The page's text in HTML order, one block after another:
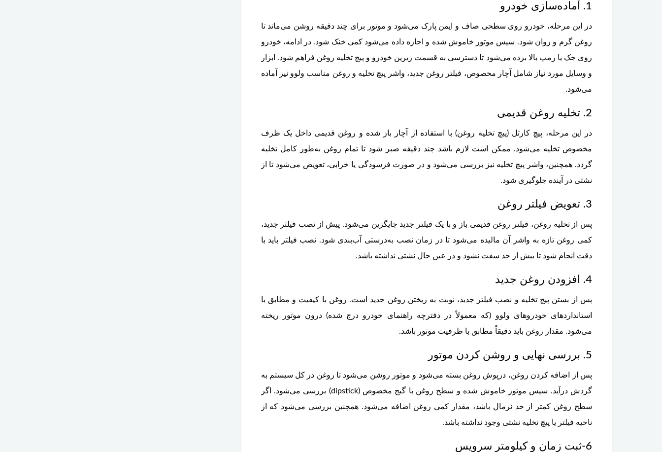
1. آماده‌سازی خودرو
در این مرحله، خودرو روی سطحی صاف و ایمن پارک می‌شود و موتور برای چند دقیقه روشن می‌ماند تا
روغن گرم و روان شود. سپس موتور خاموش شده و اجازه داده می‌شود کمی خنک شود. در ادامه، خودرو
روی جک یا رمپ بالا برده می‌شود تا دسترسی به قسمت زیرین خودرو و پیچ تخلیه روغن فراهم شود. ابزار
و وسایل مورد نیاز شامل آچار مخصوص، فیلتر روغن جدید، واشر پیچ تخلیه و روغن مناسب ولوو نیز آماده
می‌شود.
2. تخلیه روغن قدیمی
در این مرحله، پیچ کارتل (پیچ تخلیه روغن) با استفاده از آچار باز شده و روغن قدیمی داخل یک ظرف
مخصوص تخلیه می‌شود. ممکن است لازم باشد چند دقیقه صبر شود تا تمام روغن به‌طور کامل تخلیه
گردد. همچنین، واشر پیچ تخلیه نیز بررسی می‌شود و در صورت فرسودگی یا خرابی، تعویض می‌شود تا از
نشتی در آینده جلوگیری شود.
3. تعویض فیلتر روغن
پس از تخلیه روغن، فیلتر روغن قدیمی باز و با یک فیلتر جدید جایگزین می‌شود. پیش از نصب فیلتر جدید،
کمی روغن تازه به واشر آن مالیده می‌شود تا در زمان نصب به‌درستی آب‌بندی شود. نصب فیلتر باید با
دقت انجام شود تا بیش از حد سفت نشود و در عین حال نشتی نداشته باشد.
4. افزودن روغن جدید
پس از بستن پیچ تخلیه و نصب فیلتر جدید، نوبت به ریختن روغن جدید است. روغن با کیفیت و مطابق با
استانداردهای خودروهای ولوو (که معمولاً در دفترچه راهنمای خودرو درج شده) درون موتور ریخته
می‌شود. مقدار روغن باید دقیقاً مطابق با ظرفیت موتور باشد.
5. بررسی نهایی و روشن کردن موتور
پس از اضافه کردن روغن، درپوش روغن بسته می‌شود و موتور روشن می‌شود تا روغن در کل سیستم به
گردش درآید. سپس موتور خاموش شده و سطح روغن با گیج مخصوص (dipstick) بررسی می‌شود. اگر
سطح روغن کمتر از حد نرمال باشد، مقدار کمی روغن اضافه می‌شود. همچنین بررسی می‌شود که از
ناحیه فیلتر یا پیچ تخلیه نشتی وجود نداشته باشد.
6-ثبت زمان و کیلومتر سرویس